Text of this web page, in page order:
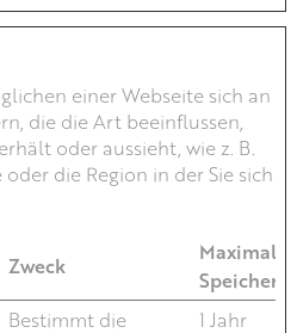
einer Webseite sich an
die die Art beeinflussen,
oder aussieht, wie z. B.
die Region in der Sie sich
Zweck
Maximale
Bestimmt die 1 Jahr